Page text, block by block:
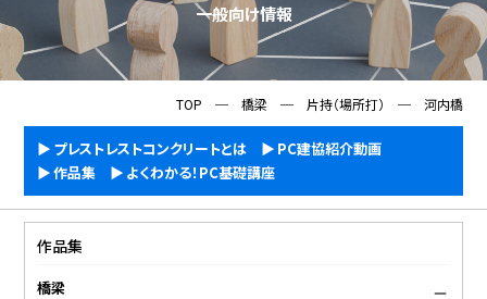
一般向け情報
TOP ─ 橋梁 ─ 片持（場所打） ─ 河内橋
プレストレストコンクリートとは
PC建協紹介動画
作品集
よくわかる！PC基礎講座
作品集
橋梁